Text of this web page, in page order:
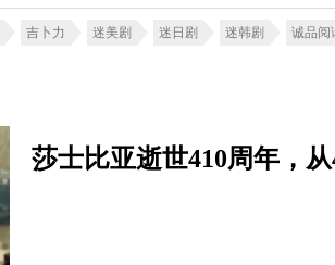
吉卜力 迷美剧 迷日剧 迷韩剧 诚品阅
莎士比亚逝世410周年，